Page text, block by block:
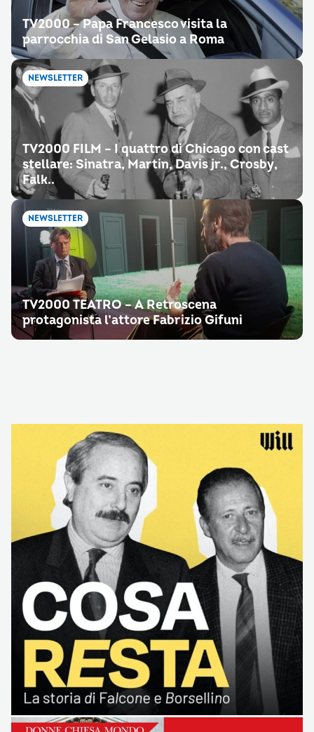
TV2000 – Papa Francesco visita la
parrocchia di San Gelasio a Roma
NEWSLETTER
TV2000 FILM – I quattro di Chicago con cast
stellare: Sinatra, Martin, Davis jr., Crosby,
Falk..
NEWSLETTER
TV2000 TEATRO – A Retroscena
protagonista l’attore Fabrizio Gifuni